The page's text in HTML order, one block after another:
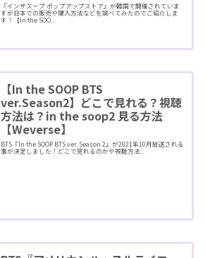
『インザスープ ポップアップストア』が韓国で開催されていま
すが日本での販売や購入方法などを調べてみたのでご紹介しま
す！【In the SOO...
【In the SOOP BTS
ver.Season2】どこで見れる？視聴
方法は？in the soop2 見る方法
【Weverse】
BTS『In the SOOP BTS ver. Season 2』が2021年10月放送される
事が決定しました！どこで見れるのかや視聴方法...